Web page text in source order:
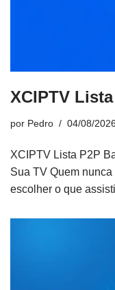
XCIPTV
por Pedro 04/08/2026
XCIPTV Lista P2P
Sua TV Quem
escolher o que